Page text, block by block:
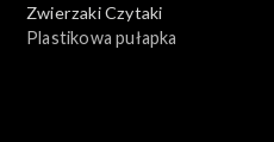
Zwierzaki Czytaki
Plastikowa pułapka